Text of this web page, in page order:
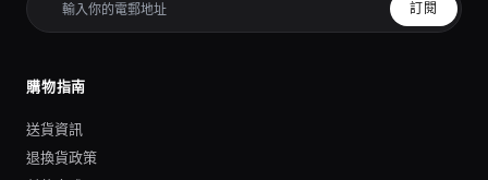
訂閱
購物指南
送貨資訊
退換貨政策